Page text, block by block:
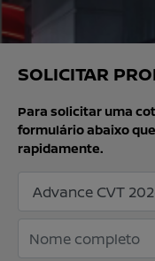
SOLICITAR
Para solicitar uma
formulário abaixo
rapidamente.